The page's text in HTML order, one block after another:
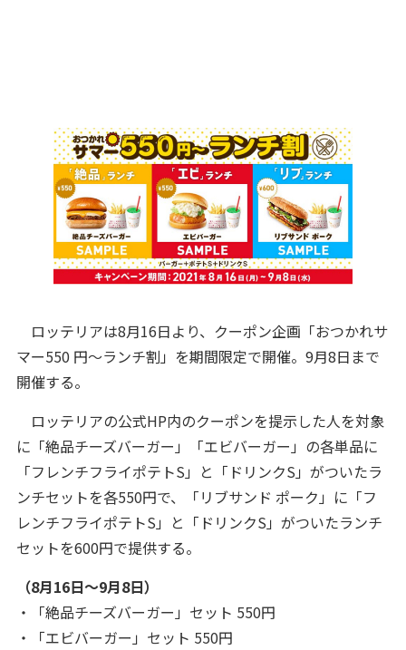
ロッテリアは8月16日より、クーポン企画「おつかれサ
マー550 円～ランチ割」を期間限定で開催。9月8日まで
開催する。
ロッテリアの公式HP内のクーポンを提示した人を対象
に「絶品チーズバーガー」「エビバーガー」の各単品に
「フレンチフライポテトS」と「ドリンクS」がついたラ
ンチセットを各550円で、「リブサンド ポーク」に「フ
レンチフライポテトS」と「ドリンクS」がついたランチ
セットを600円で提供する。
（8月16日～9月8日）
・「絶品チーズバーガー」セット 550円
・「エビバーガー」セット 550円